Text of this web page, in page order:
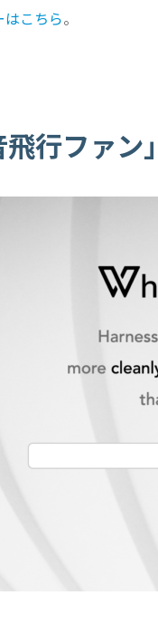
はこちら。
行ファン」